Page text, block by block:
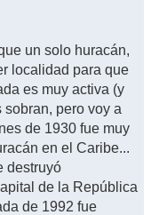
un solo huracán,
localidad para que
es muy activa (y
pero voy a
de 1930 fue muy
en el Caribe...
destruyó
de la República
de 1992 fue